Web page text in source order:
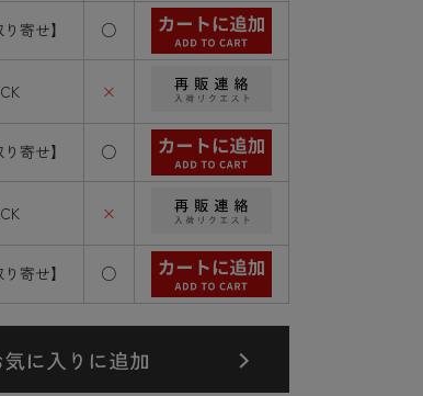
寄せ】 ○
×
寄せ】 ○
×
寄せ】 ○